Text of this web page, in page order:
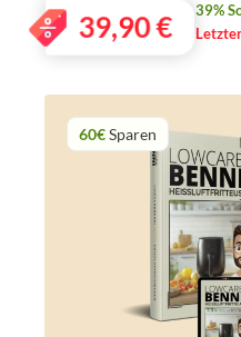
39,90€
39%
60€Sparen